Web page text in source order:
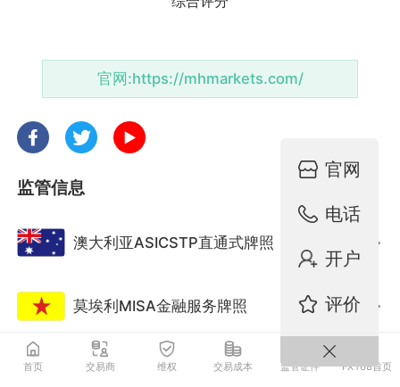
官网:https://mhmarkets.com/
监管信息
澳大利亚ASICSTP直通式牌照
莫埃利MISA金融服务牌照 监管中
官网
电话
开户
评价
首页 交易商 维权 交易成本 监管证件 FX168首页